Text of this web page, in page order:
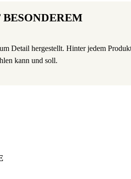
Detail hergestellt. Hinter jedem
kann und soll.